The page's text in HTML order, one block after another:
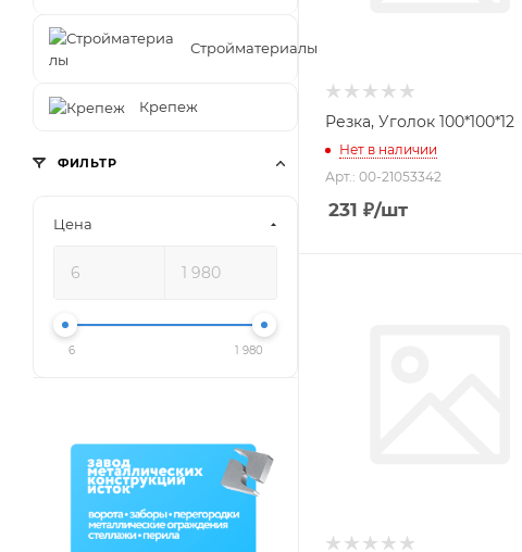
Резка, Уголок 100*100*12
Нет в наличии
Арт.: 00-21053342
231 ₽/шт
Стройматериалы
Крепеж
ФИЛЬТР
Цена
6 1 980